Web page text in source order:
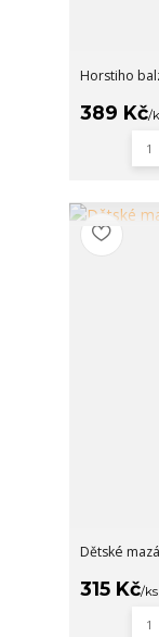
Horstiho
389 Kč/
Dětské
315 Kč/ks